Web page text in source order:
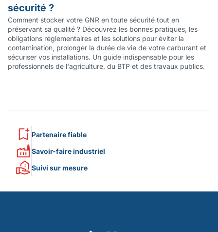
sécurité ?
Comment stocker votre GNR en toute sécurité tout en
préservant sa qualité ? Découvrez les bonnes pratiques, les
obligations réglementaires et les solutions pour éviter la
contamination, prolonger la durée de vie de votre carburant et
sécuriser vos installations. Un guide indispensable pour les
professionnels de l'agriculture, du BTP et des travaux publics.
Partenaire fiable
Savoir-faire industriel
Suivi sur mesure